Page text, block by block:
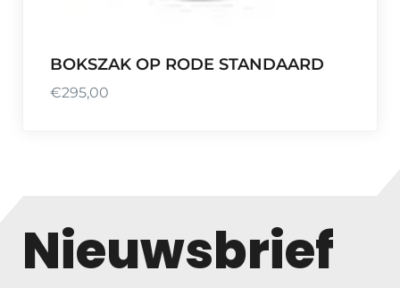
BOKSZAK OP RODE STANDAARD
€295,00
Nieuwsbrief